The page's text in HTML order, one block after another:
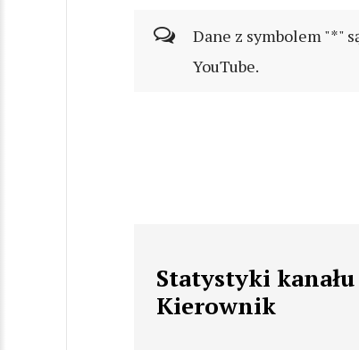
Dane z symbolem "*"
YouTube.
Statystyki kanału
Kierownik